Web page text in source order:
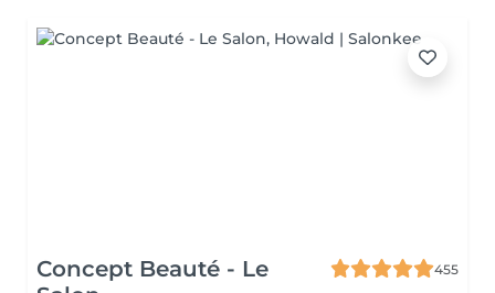
Concept Beauté - Le
455